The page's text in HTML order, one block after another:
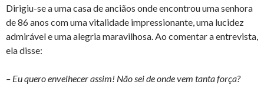
Dirigiu-se a uma casa de anciãos onde encontrou uma senhora
de 86 anos com uma vitalidade impressionante, uma lucidez
admirável e uma alegria maravilhosa. Ao comentar a entrevista,
ela disse:
– Eu quero envelhecer assim! Não sei de onde vem tanta força?